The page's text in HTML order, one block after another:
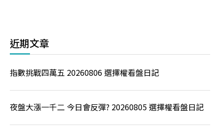
近期文章
指數挑戰四萬五 20260806 選擇權看盤日記
夜盤大漲一千二 今日會反彈? 20260805 選擇權看盤日記